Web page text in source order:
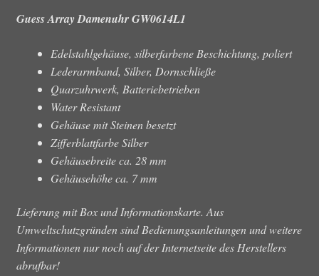
Guess Array Damenuhr GW0614L1
Edelstahlgehäuse, silberfarbene Beschichtung, poliert
Lederarmband, Silber, Dornschließe
Quarzuhrwerk, Batteriebetrieben
Water Resistant
Gehäuse mit Steinen besetzt
Zifferblattfarbe Silber
Gehäusebreite ca. 28 mm
Gehäusehöhe ca. 7 mm
Lieferung mit Box und Informationskarte. Aus
Umweltschutzgründen sind Bedienungsanleitungen und weitere
Informationen nur noch auf der Internetseite des Herstellers
abrufbar!